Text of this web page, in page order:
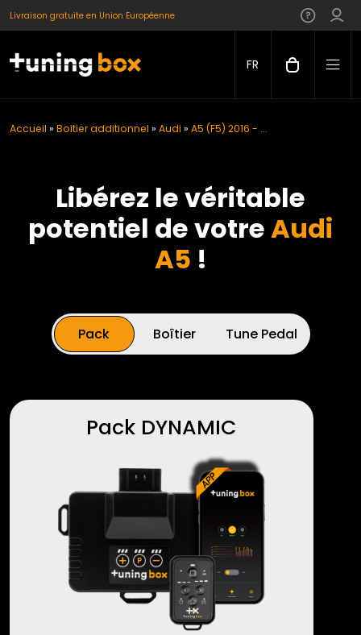
Livraison gratuite en Union Européenne
FR
Accueil » Boitier additionnel » Audi » A5 (F5) 2016 - ...
Libérez le véritable
potentiel de votreAudi
A5 !
Pack Boîtier Tune Pedal
Pack DYNAMIC